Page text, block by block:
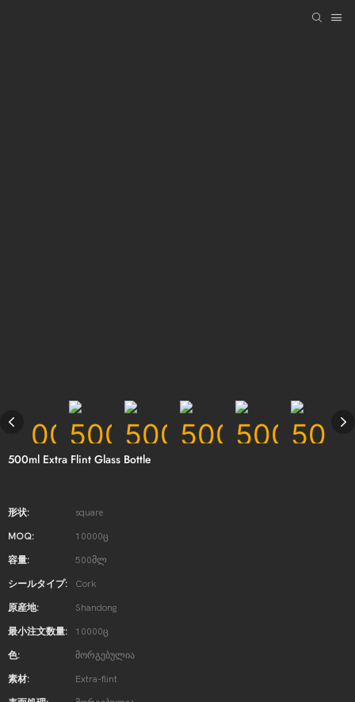
500ml Extra Flint Glass Bottle
形状: square
MOQ: 10000ც
容量: 500მლ
シールタイプ: Cork
原産地: Shandong
最小注文数量: 10000ც
色: მორგებულია
素材: Extra-flint